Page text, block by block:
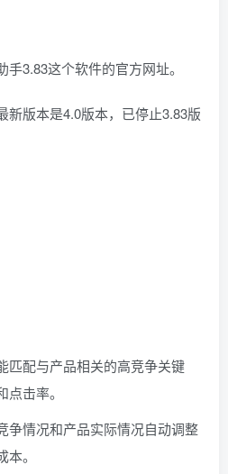
3.83这个软件的官方网址。
新版本是4.0版本，已停止3.83版
匹配与产品相关的高竞争关键
击率。
争情况和产品实际情况自动调整
。